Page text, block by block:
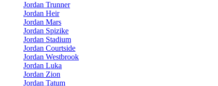
Jordan Trunner
Jordan Heir
Jordan Mars
Jordan Spizike
Jordan Stadium
Jordan Courtside
Jordan Westbrook
Jordan Luka
Jordan Zion
Jordan Tatum